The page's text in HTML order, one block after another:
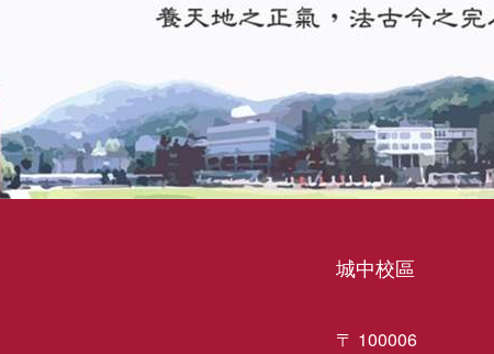
城中校區
〒 100006